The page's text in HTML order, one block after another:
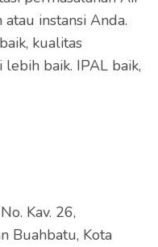
instansi Anda.
kualitas
baik. IPAL baik,
Kav. 26,
Buahbatu, Kota